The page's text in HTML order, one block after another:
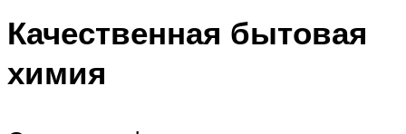
Качественная бытовая
химия